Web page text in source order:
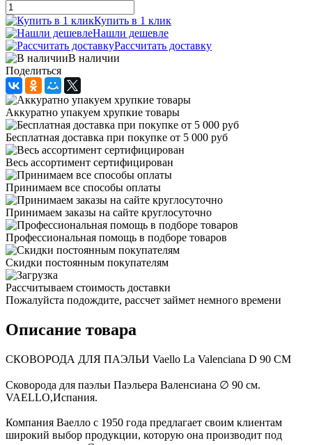
Купить в 1 клик
Нашли дешевле
Рассчитать доставку
В наличии
Поделиться
Аккуратно упакуем хрупкие товары
Бесплатная доставка при покупке от 5 000 руб
Весь ассортимент сертифицирован
Принимаем все способы оплаты
Принимаем заказы на сайте круглосуточно
Профессиональная помощь в подборе товаров
Скидки постоянным покупателям
Рассчитываем стоимость доставки
Пожалуйста подождите, рассчет займет немного времени
Описание товара
СКОВОРОДА ДЛЯ ПАЭЛЬИ Vaello La Valenciana D 90 СМ
Сковорода для паэльи Паэльера Валенсиана ∅ 90 см.
VAELLO,Испания.
Компания Ваелло с 1950 года предлагает своим клиентам
широкий выбор продукции, которую она производит под